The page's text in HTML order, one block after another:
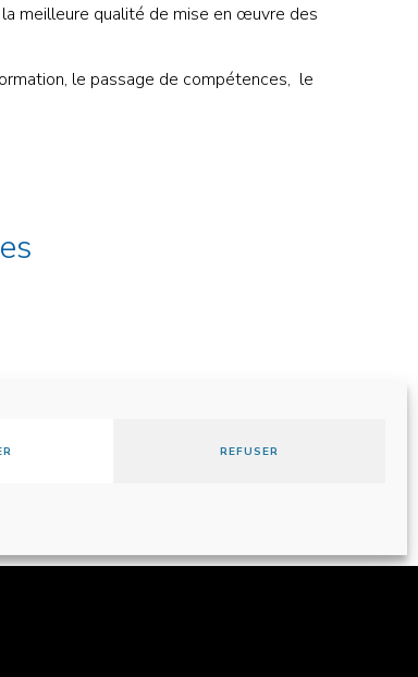
REFUSER
meilleure qualité de mise en œuvre des
le passage de compétences, le